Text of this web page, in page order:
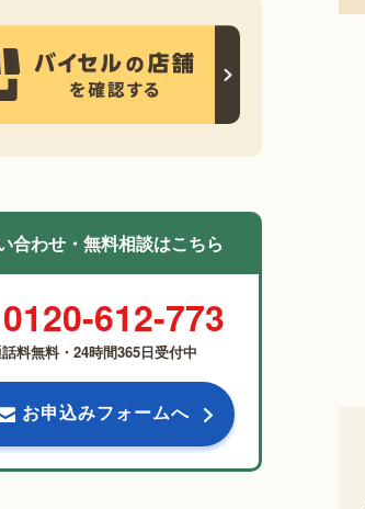
合わせ・無料相談はこちら
0120-612-773
料無料・24時間365日受付中
お申込みフォームへ